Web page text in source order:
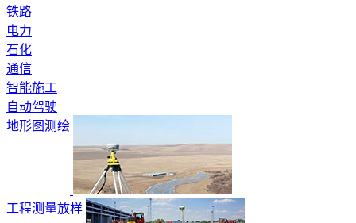
铁路
电力
石化
通信
智能施工
自动驾驶
地形图测绘
工程测量放样